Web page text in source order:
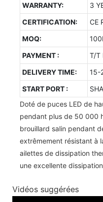
WARRANTY:
3
CERTIFICATION:
CE
MOQ:
PAYMENT :
T/T
DELIVERY TIME:
15-
START PORT :
Doté de puces LED de
pendant plus de 50 000
brouillard salin pendant
extrêmement résistant à
ailettes de dissipation
une excellente
Vidéos suggérées